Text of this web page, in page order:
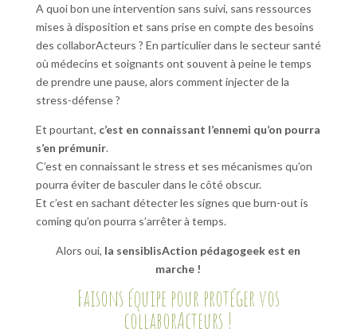
A quoi bon une intervention sans suivi, sans ressources
mises à disposition et sans prise en compte des besoins
des collaborActeurs ? En particulier dans le secteur santé
où médecins et soignants ont souvent à peine le temps
de prendre une pause, alors comment injecter de la
stress-défense ?
Et pourtant, c’est en connaissant l’ennemi qu’on pourra
s’en prémunir.
C’est en connaissant le stress et ses mécanismes qu’on
pourra éviter de basculer dans le côté obscur.
Et c’est en sachant détecter les signes que burn-out is
coming qu’on pourra s’arrêter à temps.
Alors oui, la sensiblisAction pédagogeek est en
marche !
Faisons équipe pour protéger vos
collaborActeurs !